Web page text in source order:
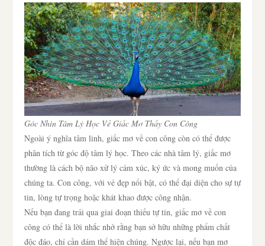
Góc Nhìn Tâm Lý Học Về Giấc Mơ Thấy Con Công
Ngoài ý nghĩa tâm linh, giấc mơ về con công còn có thể được
phân tích từ góc độ tâm lý học. Theo các nhà tâm lý, giấc mơ
thường là cách bộ não xử lý cảm xúc, ký ức và mong muốn của
chúng ta. Con công, với vẻ đẹp nổi bật, có thể đại diện cho sự tự
tin, lòng tự trọng hoặc khát khao được công nhận.
Nếu bạn đang trải qua giai đoạn thiếu tự tin, giấc mơ về con
công có thể là lời nhắc nhở rằng bạn sở hữu những phẩm chất
độc đáo, chỉ cần dám thể hiện chúng. Ngược lại, nếu bạn mơ